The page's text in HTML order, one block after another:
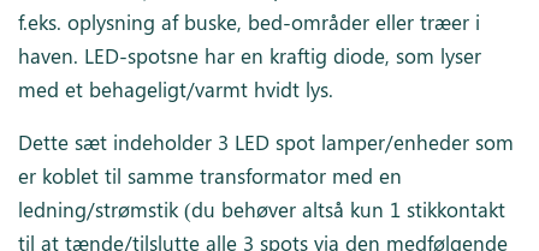
f.eks. oplysning af buske, bed-områder eller træer i
haven. LED-spotsne har en kraftig diode, som lyser
med et behageligt/varmt hvidt lys.
Dette sæt indeholder 3 LED spot lamper/enheder som
er koblet til samme transformator med en
ledning/strømstik (du behøver altså kun 1 stikkontakt
til at tænde/tilslutte alle 3 spots via den medfølgende